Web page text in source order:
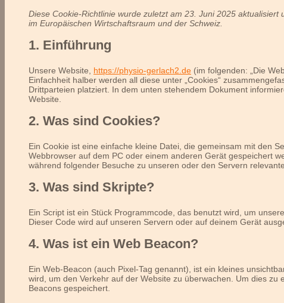
Diese Cookie-Richtlinie wurde zuletzt am 23. Juni 2025
im Europäischen Wirtschaftsraum und der Schweiz.
1. Einführung
Unsere Website, https://physio-gerlach2.de (im folgenden: „Die
Einfachheit halber werden all diese unter „Cookies“
Drittparteien platziert. In dem unten stehendem Dokument
Website.
2. Was sind Cookies?
Ein Cookie ist eine einfache kleine Datei, die gemeinsam mit den
Webbrowser auf dem PC oder einem anderen Gerät gespeichert
während folgender Besuche zu unseren oder den Servern
3. Was sind Skripte?
Ein Script ist ein Stück Programmcode, das benutzt wird, um
Dieser Code wird auf unseren Servern oder auf deinem Gerät
4. Was ist ein Web Beacon?
Ein Web-Beacon (auch Pixel-Tag genannt), ist ein kleines
wird, um den Verkehr auf der Website zu überwachen. Um dies
Beacons gespeichert.